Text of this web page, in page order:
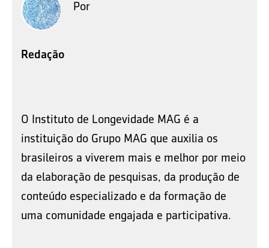
Por
Redação
O Instituto de Longevidade MAG é a
instituição do Grupo MAG que auxilia os
brasileiros a viverem mais e melhor por meio
da elaboração de pesquisas, da produção de
conteúdo especializado e da formação de
uma comunidade engajada e participativa.